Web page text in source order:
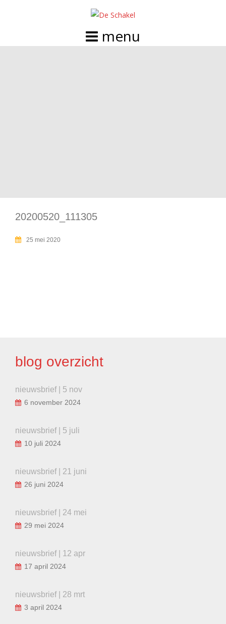
20200520_111305
25 mei 2020
blog overzicht
nieuwsbrief | 5 nov
6 november 2024
nieuwsbrief | 5 juli
10 juli 2024
nieuwsbrief | 21 juni
26 juni 2024
nieuwsbrief | 24 mei
29 mei 2024
nieuwsbrief | 12 apr
17 april 2024
nieuwsbrief | 28 mrt
3 april 2024